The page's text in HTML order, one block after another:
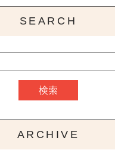
SEARCH
ARCHIVE